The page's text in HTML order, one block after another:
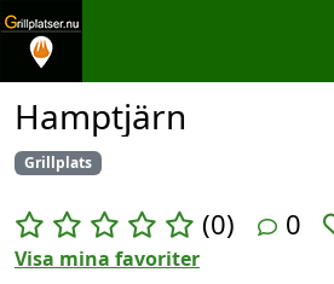
Hamptjärn
Grillplats
(0) 0
Visa mina favoriter